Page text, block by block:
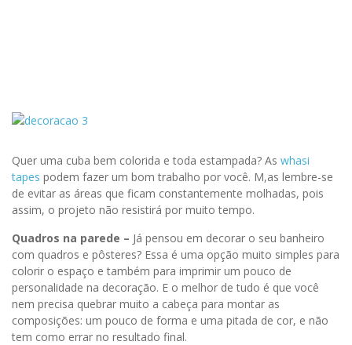
Quer uma cuba bem colorida e toda estampada? As whasi
tapes podem fazer um bom trabalho por você. M,as lembre-se
de evitar as áreas que ficam constantemente molhadas, pois
assim, o projeto não resistirá por muito tempo.
Quadros na parede – Já pensou em decorar o seu banheiro
com quadros e pôsteres? Essa é uma opção muito simples para
colorir o espaço e também para imprimir um pouco de
personalidade na decoração. E o melhor de tudo é que você
nem precisa quebrar muito a cabeça para montar as
composições: um pouco de forma e uma pitada de cor, e não
tem como errar no resultado final.